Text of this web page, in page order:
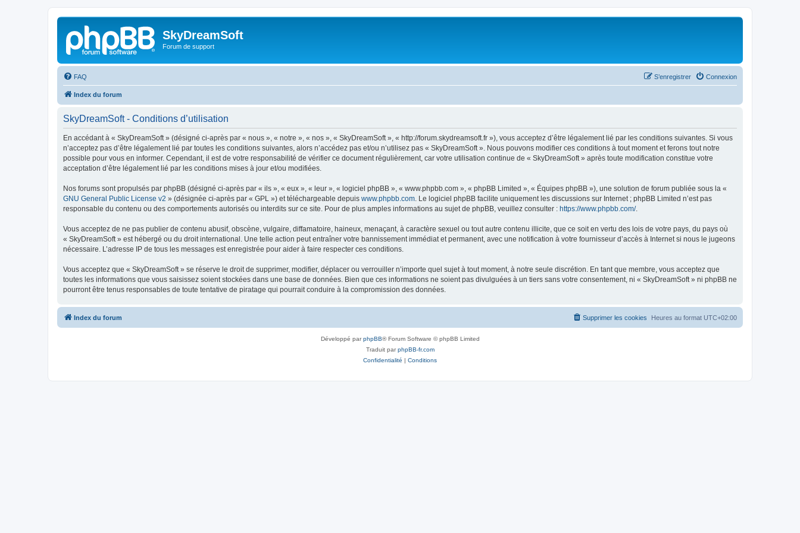
SkyDreamSoft
Forum de support
FAQ Connexion
S’enregistrer
Index du forum
SkyDreamSoft - Conditions d’utilisation
En accédant à « SkyDreamSoft » (désigné ci-après par « nous », « notre », « nos », « SkyDreamSoft », « http://forum.skydreamsoft.fr »), vous acceptez d’être légalement lié par les conditions suivantes. Si vous
n’acceptez pas d’être légalement lié par toutes les conditions suivantes, alors n’accédez pas et/ou n’utilisez pas « SkyDreamSoft ». Nous pouvons modifier ces conditions à tout moment et ferons tout notre
possible pour vous en informer. Cependant, il est de votre responsabilité de vérifier ce document régulièrement, car votre utilisation continue de « SkyDreamSoft » après toute modification constitue votre
acceptation d’être légalement lié par les conditions mises à jour et/ou modifiées.
Nos forums sont propulsés par phpBB (désigné ci-après par « ils », « eux », « leur », « logiciel phpBB », « www.phpbb.com », « phpBB Limited », « Équipes phpBB »), une solution de forum publiée sous la «
GNU General Public License v2 » (désignée ci-après par « GPL ») et téléchargeable depuis www.phpbb.com . Le logiciel phpBB facilite uniquement les discussions sur Internet ; phpBB Limited n’est pas
responsable du contenu ou des comportements autorisés ou interdits sur ce site. Pour de plus amples informations au sujet de phpBB, veuillez consulter : https://www.phpbb.com/.
Vous acceptez de ne pas publier de contenu abusif, obscène, vulgaire, diffamatoire, haineux, menaçant, à caractère sexuel ou tout autre contenu illicite, que ce soit en vertu des lois de votre pays, du pays où
« SkyDreamSoft » est hébergé ou du droit international. Une telle action peut entraîner votre bannissement immédiat et permanent, avec une notification à votre fournisseur d’accès à Internet si nous le jugeons
nécessaire. L’adresse IP de tous les messages est enregistrée pour aider à faire respecter ces conditions.
Vous acceptez que « SkyDreamSoft » se réserve le droit de supprimer, modifier, déplacer ou verrouiller n’importe quel sujet à tout moment, à notre seule discrétion. En tant que membre, vous acceptez que
toutes les informations que vous saisissez soient stockées dans une base de données. Bien que ces informations ne soient pas divulguées à un tiers sans votre consentement, ni « SkyDreamSoft » ni phpBB ne
pourront être tenus responsables de toute tentative de piratage qui pourrait conduire à la compromission des données.
Index du forum Heures au format UTC+02:00
Supprimer les cookies
Développé parphpBB® Forum Software © phpBB Limited
Traduit parphpBB-fr.com
Confidentialité | Conditions